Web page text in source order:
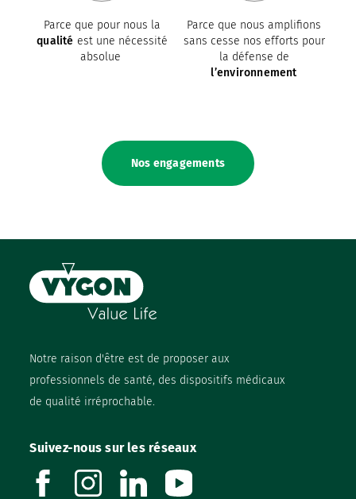
Parce que pour nous la
qualité est une nécessité
absolue
Parce que nous amplifions
sans cesse nos efforts pour
la défense de
l’environnement
Nos engagements
Notre raison d'être est de proposer aux
professionnels de santé, des dispositifs médicaux
de qualité irréprochable.
Suivez-nous sur les réseaux
facebookinstagramlinkedin